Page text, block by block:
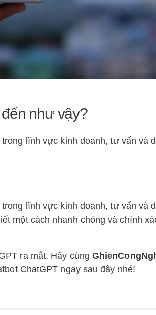
như vậy?
lĩnh vực kinh doanh, tư vấn và
lĩnh vực kinh doanh, tư vấn và
một cách nhanh chóng và chính
ra mắt. Hãy cùng
ChatGPT ngay sau đây nhé!